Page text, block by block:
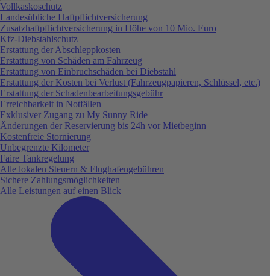
Vollkaskoschutz
Landesübliche Haftpflichtversicherung
Zusatzhaftpflichtversicherung in Höhe von 10 Mio. Euro
Kfz-Diebstahlschutz
Erstattung der Abschleppkosten
Erstattung von Schäden am Fahrzeug
Erstattung von Einbruchschäden bei Diebstahl
Erstattung der Kosten bei Verlust (Fahrzeugpapieren, Schlüssel, etc.)
Erstattung der Schadenbearbeitungsgebühr
Erreichbarkeit in Notfällen
Exklusiver Zugang zu My Sunny Ride
Änderungen der Reservierung bis 24h vor Mietbeginn
Kostenfreie Stornierung
Unbegrenzte Kilometer
Faire Tankregelung
Alle lokalen Steuern & Flughafengebühren
Sichere Zahlungsmöglichkeiten
Alle Leistungen auf einen Blick